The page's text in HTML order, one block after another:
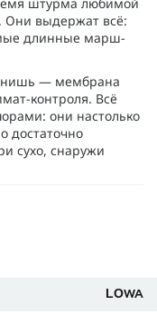
Они выдержат всё:
длинные марш-
— мембрана
контроля. Всё
они настолько
достаточно
сухо, снаружи
магическая
внутри.
и снег, сколько
LOWA